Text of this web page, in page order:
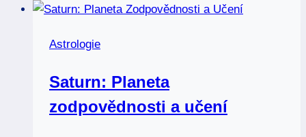
Neznámý
Astrologie
Saturn: Planeta
zodpovědnosti a učení